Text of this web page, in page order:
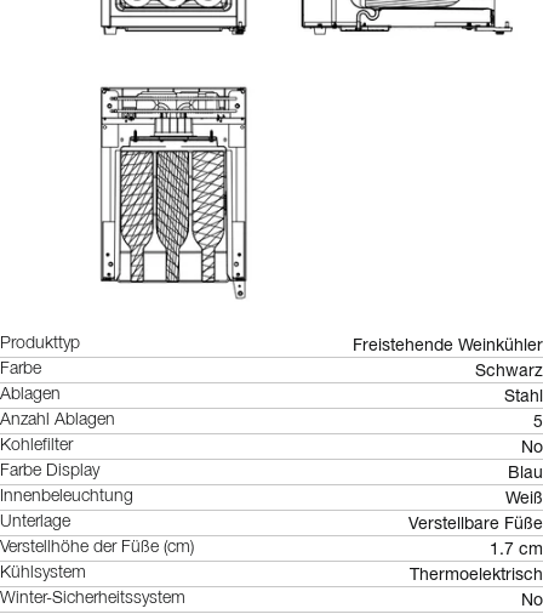
Produkttyp Freistehende Weinkühler
Farbe Schwarz
Ablagen Stahl
Anzahl Ablagen 5
Kohlefilter No
Farbe Display Blau
Innenbeleuchtung Weiß
Unterlage Verstellbare Füße
Verstellhöhe der Füße (cm) 1.7 cm
Kühlsystem Thermoelektrisch
Winter-Sicherheitssystem No